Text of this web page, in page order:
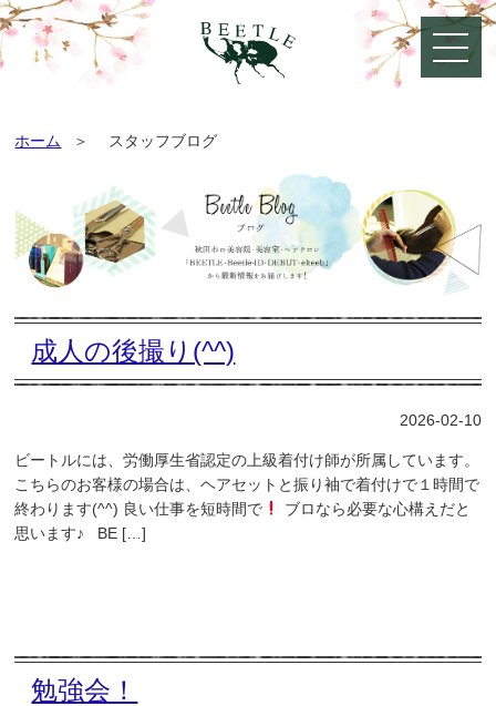
ホーム スタッフブログ
成人の後撮り(^^)
2026-02-10
ビートルには、労働厚生省認定の上級着付け師が所属しています。
こちらのお客様の場合は、ヘアセットと振り袖で着付けで１時間で
終わります(^^) 良い仕事を短時間で
ブロなら必要な心構えだと
思います♪ BE […]
勉強会！